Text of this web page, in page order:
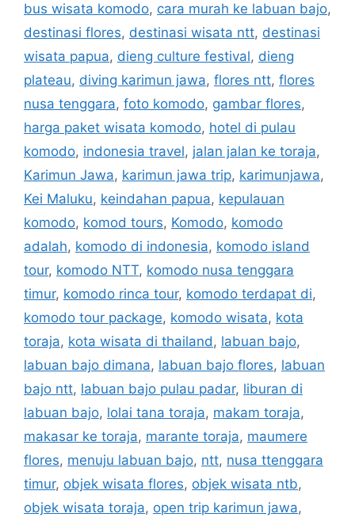
bus wisata komodo, cara murah ke labuan bajo,
destinasi flores, destinasi wisata ntt, destinasi
wisata papua, dieng culture festival, dieng
plateau, diving karimun jawa, flores ntt, flores
nusa tenggara, foto komodo, gambar flores,
harga paket wisata komodo, hotel di pulau
komodo, indonesia travel, jalan jalan ke toraja,
Karimun Jawa, karimun jawa trip, karimunjawa,
Kei Maluku, keindahan papua, kepulauan
komodo, komod tours, Komodo, komodo
adalah, komodo di indonesia, komodo island
tour, komodo NTT, komodo nusa tenggara
timur, komodo rinca tour, komodo terdapat di,
komodo tour package, komodo wisata, kota
toraja, kota wisata di thailand, labuan bajo,
labuan bajo dimana, labuan bajo flores, labuan
bajo ntt, labuan bajo pulau padar, liburan di
labuan bajo, lolai tana toraja, makam toraja,
makasar ke toraja, marante toraja, maumere
flores, menuju labuan bajo, ntt, nusa ttenggara
timur, objek wisata flores, objek wisata ntb,
objek wisata toraja, open trip karimun jawa,